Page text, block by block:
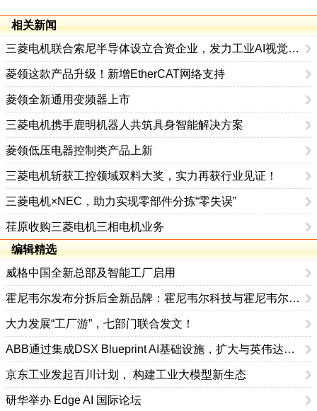
相关新闻
三菱电机联合索尼半导体设立合资企业，发力工业AI视觉传感器赛道
菱领这款产品升级！新增EtherCAT网络支持
菱领全新通用变频器上市
三菱电机携手鹿明机器人共筑具身智能解决方案
菱领低压电器控制类产品上新
三菱电机斩获工控领域双料大奖，实力再获行业见证！
三菱电机×NEC，助力实现零部件分拣“零失误”
荏原收购三菱电机三相电机业务
编辑精选
威格中国全新总部及智能工厂启用
霍尼韦尔发布分拆后全新品牌：霍尼韦尔科技与霍尼韦尔航空航天
大力发展“工厂游”，七部门联合发文！
ABB通过集成DSX Blueprint AI基础设施，扩大与英伟达的合作
京东工业发起百川计划， 构建工业大模型新生态
研华举办 Edge AI 国际论坛